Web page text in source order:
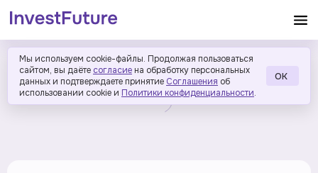
Мы используем cookie-файлы. Продолжая пользоваться
сайтом, вы даёте согласие на обработку персональных
данных и подтверждаете принятие Соглашения об
использовании cookie и Политики конфиденциальности.
ОК